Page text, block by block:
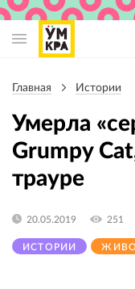
навигации
Главная Истории
Умерла
Grumpy
трауре
ИСТОРИИ
20.05.2019 251